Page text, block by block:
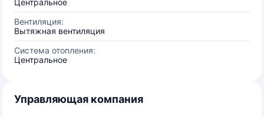
Центральное
Вентиляция:
Вытяжная вентиляция
Система отопления:
Центральное
Управляющая компания